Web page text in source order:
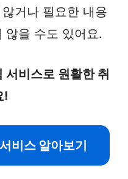
거나 필요한 내용
않을 수도 있어요.
서비스로 원활한 취
!
비스 알아보기